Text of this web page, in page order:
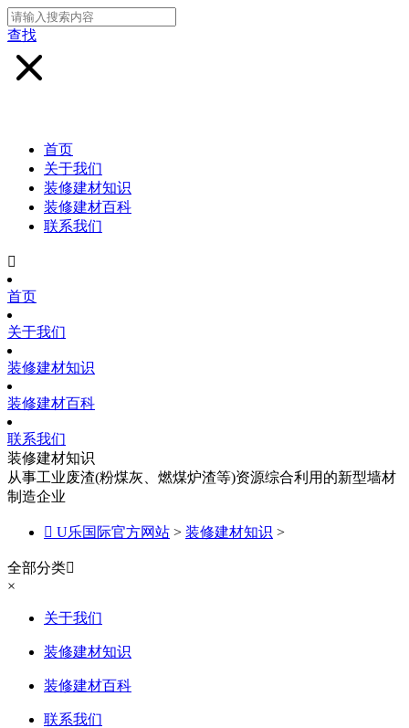
查找
首页
关于我们
装修建材知识
装修建材百科
联系我们

首页
关于我们
装修建材知识
装修建材百科
联系我们
装修建材知识
从事工业废渣(粉煤灰、燃煤炉渣等)资源综合利用的新型墙材
制造企业
 U乐国际官方网站 > 装修建材知识 >
全部分类
×
关于我们
装修建材知识
装修建材百科
联系我们